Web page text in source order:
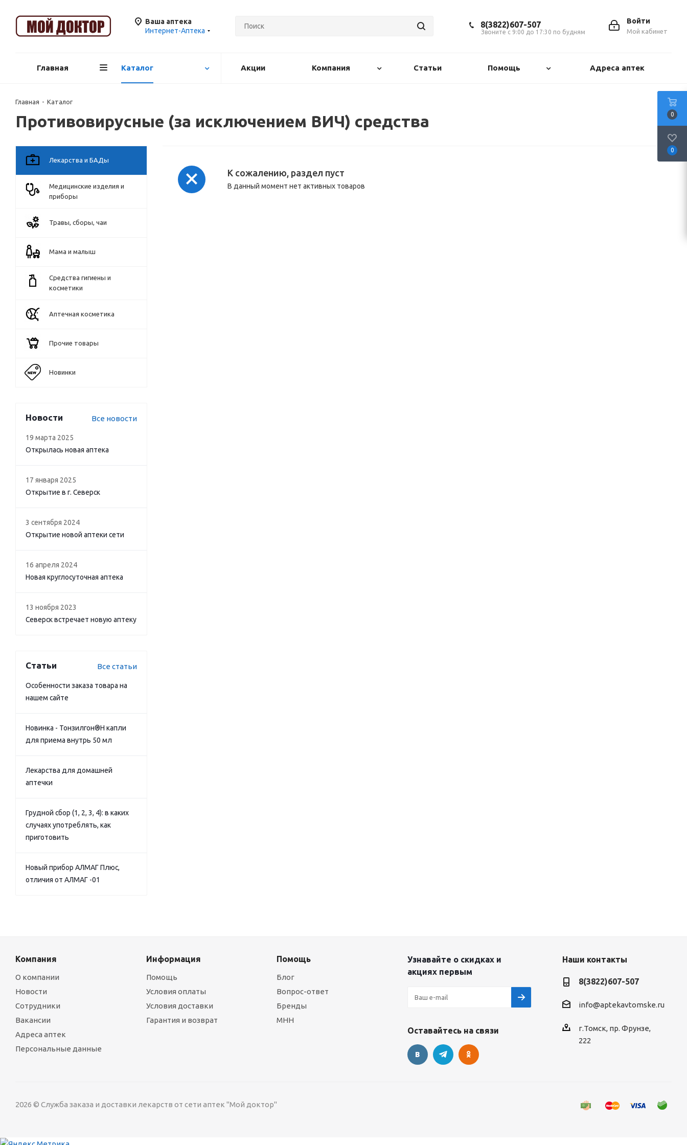
Ваша аптека
Интернет-Аптека
Войти
Мой кабинет
8(3822)607-507
Звоните с 9:00 до 17:30 по будням
Главная Каталог Акции Компания Статьи Помощь Адреса аптек
Главная - Каталог
Противовирусные (за исключением ВИЧ) средства
К сожалению, раздел пуст
В данный момент нет активных товаров
Лекарства и БАДы
Медицинские изделия и
приборы
Травы, сборы, чаи
Мама и малыш
Средства гигиены и
косметики
Аптечная косметика
Прочие товары
Новинки
Новости Все новости
19 марта 2025
Открылась новая аптека
17 января 2025
Открытие в г. Северск
3 сентября 2024
Открытие новой аптеки сети
16 апреля 2024
Новая круглосуточная аптека
13 ноября 2023
Северск встречает новую аптеку
Статьи Все статьи
Особенности заказа товара на
нашем сайте
Новинка - Тонзилгон®Н капли
для приема внутрь 50 мл
Лекарства для домашней
аптечки
Грудной сбор (1, 2, 3, 4): в каких
случаях употреблять, как
приготовить
Новый прибор АЛМАГ Плюс,
отличия от АЛМАГ -01
Компания
О компании
Новости
Сотрудники
Вакансии
Адреса аптек
Персональные данные
Информация
Помощь
Условия оплаты
Условия доставки
Гарантия и возврат
Помощь
Блог
Вопрос-ответ
Бренды
МНН
Узнавайте о скидках и
акциях первым
Оставайтесь на связи
Наши контакты
8(3822)607-507
info@aptekavtomske.ru
г.Томск, пр. Фрунзе,
222
2026 © Служба заказа и доставки лекарств от сети аптек "Мой доктор"
0
0